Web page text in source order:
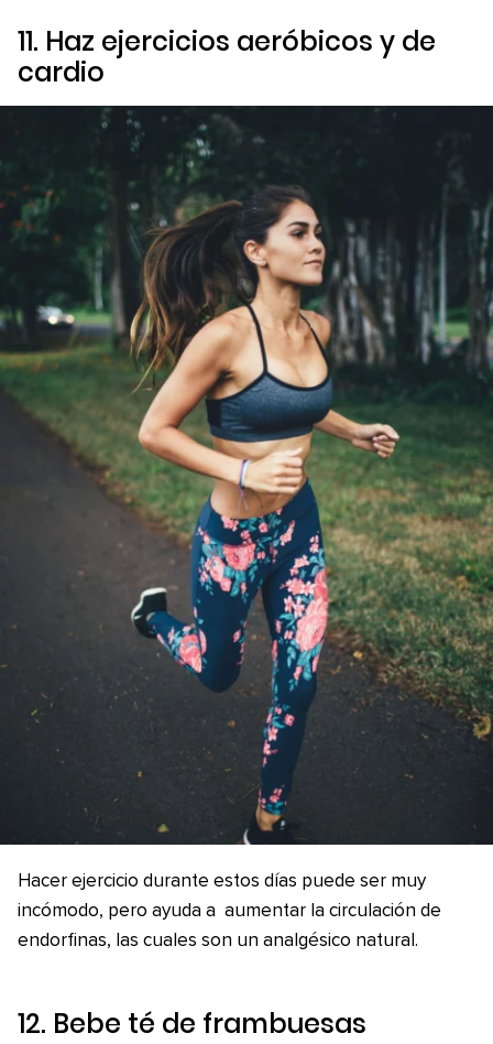
11. Haz ejercicios aeróbicos y de
cardio
Hacer ejercicio durante estos días puede ser muy
incómodo, pero ayuda a aumentar la circulación de
endorfinas, las cuales son un analgésico natural.
12. Bebe té de frambuesas